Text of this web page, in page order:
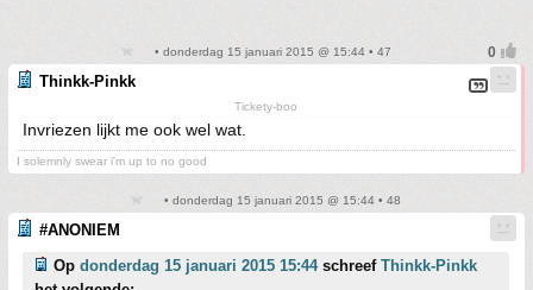
• donderdag 15 januari 2015 @ 15:44 • 47
Thinkk-Pinkk
Tickety-boo
Invriezen lijkt me ook wel wat.
I solemnly swear i'm up to no good
• donderdag 15 januari 2015 @ 15:44 • 48
#ANONIEM
Op donderdag 15 januari 2015 15:44schreef Thinkk-Pinkk